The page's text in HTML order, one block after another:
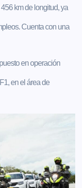
km de longitud, ya
Cuenta con una
en operación
en el área de